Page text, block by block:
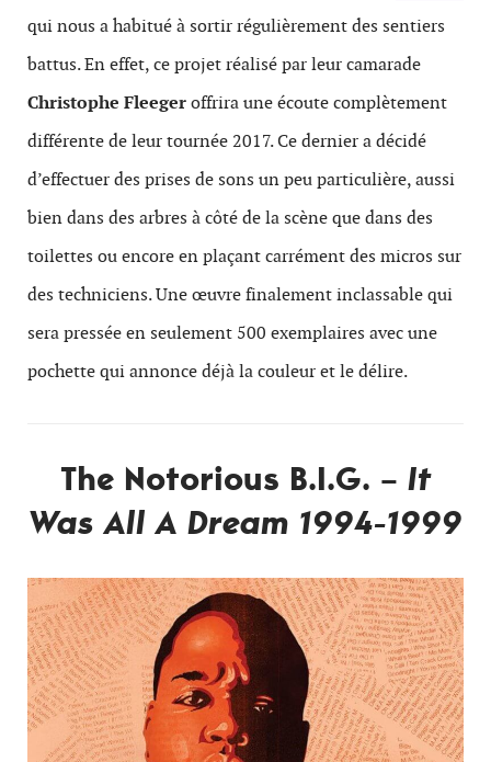
qui nous a habitué à sortir régulièrement des sentiers
battus. En effet, ce projet réalisé par leur camarade
Christophe Fleegeroffrira une écoute complètement
différente de leur tournée 2017. Ce dernier a décidé
d’effectuer des prises de sons un peu particulière, aussi
bien dans des arbres à côté de la scène que dans des
toilettes ou encore en plaçant carrément des micros sur
des techniciens. Une œuvre finalement inclassable qui
sera pressée en seulement 500 exemplaires avec une
pochette qui annonce déjà la couleur et le délire.
The Notorious B.I.G. – It
Was All A Dream 1994-1999